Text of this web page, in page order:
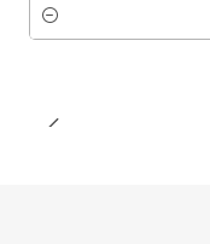
Quantidade